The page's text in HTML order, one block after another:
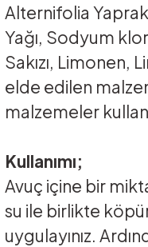
Alternifolia
Yağı, Sodyum
Sakızı, Limonen,
elde edilen
malzemeler
Kullanımı;
Avuç içine bir
su ile birlikte
uygulayınız.